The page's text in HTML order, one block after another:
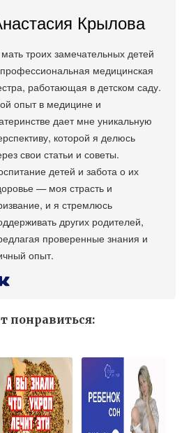
Крылова
троих замечательных детей
медицинская
работающая в детском саду.
опыт в медицине и
дает мне уникальную
которой я делюсь
свои статьи и советы.
детей и забота о их
— моя страсть и
и я стремлюсь
других родителей,
проверенные знания и
опыт.
понравиться: